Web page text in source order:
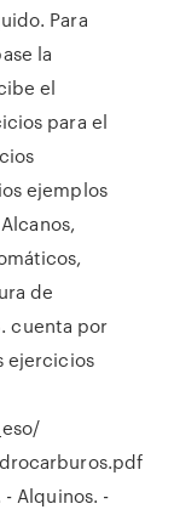
Para
la
el
para el
ejemplos
de
cuenta por
ejercicios
- Alquinos. -